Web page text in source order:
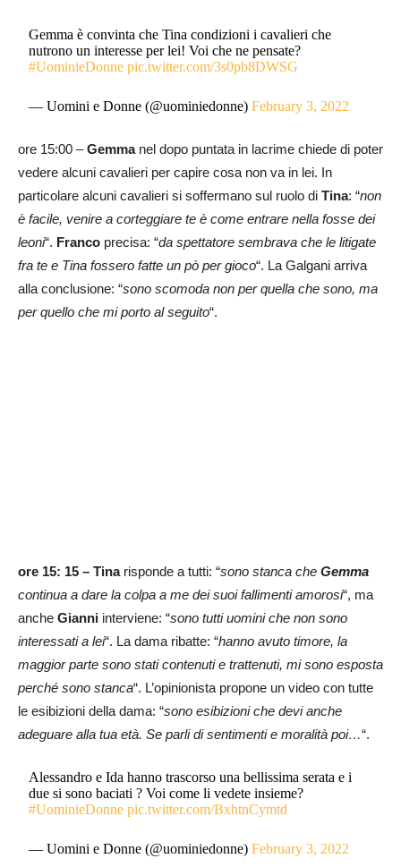
Gemma è convinta che Tina condizioni i cavalieri che
nutrono un interesse per lei! Voi che ne pensate?
#UominieDonne pic.twitter.com/3s0pb8DWSG
— Uomini e Donne (@uominiedonne)February 3, 2022
ore 15:00 –Gemmanel dopo puntata in lacrime chiede di poter
vedere alcuni cavalieri per capire cosa non va in lei. In
particolare alcuni cavalieri si soffermano sul ruolo di Tina: “non
è facile, venire a corteggiare te è come entrare nella fosse dei
leoni“. Franco precisa: “da spettatore sembrava che le litigate
fra te e Tina fossero fatte un pò per gioco“. La Galgani arriva
alla conclusione: “sono scomoda non per quella che sono, ma
per quello che mi porto al seguito“.
ore 15: 15 – Tinarisponde a tutti: “sono stanca che Gemma
continua a dare la colpa a me dei suoi fallimenti amorosi“, ma
anche Gianni interviene: “sono tutti uomini che non sono
interessati a lei“. La dama ribatte: “hanno avuto timore, la
maggior parte sono stati contenuti e trattenuti, mi sono esposta
perché sono stanca“. L’opinionista propone un video con tutte
le esibizioni della dama: “sono esibizioni che devi anche
adeguare alla tua età. Se parli di sentimenti e moralità poi…“.
Alessandro e Ida hanno trascorso una bellissima serata e i
due si sono baciati ? Voi come li vedete insieme?
#UominieDonne pic.twitter.com/BxhtnCymtd
— Uomini e Donne (@uominiedonne)February 3, 2022